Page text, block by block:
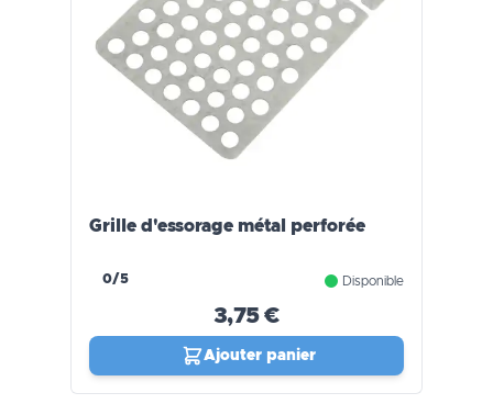
Grille d'essorage métal perforée
0/5 Disponible
3,75 €
Ajouter panier